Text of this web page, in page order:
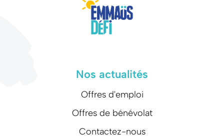
Nos actualités
Offres d'emploi
Offres de bénévolat
Contactez-nous